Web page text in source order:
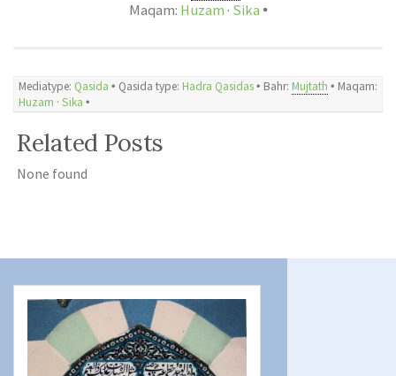
Maqam: Huzam · Sika 🞄
Mediatype: Qasida 🞄 Qasida type: Hadra Qasidas🞄 Bahr: Mujtath 🞄 Maqam:
Huzam · Sika 🞄
Related Posts
None found